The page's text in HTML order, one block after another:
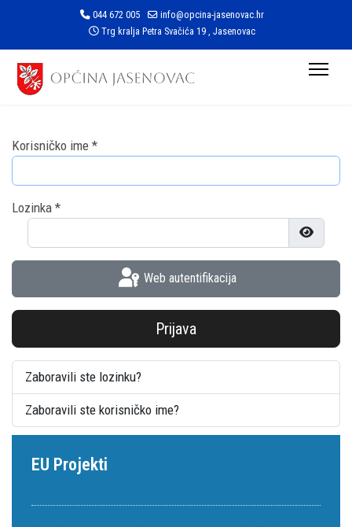
044 672 005
info@opcina-jasenovac.hr
Trg kralja Petra Svačića 19 , Jasenovac
Korisničko ime *
Lozinka *
Prikaži
Web autentifikacija
Prijava
Zaboravili ste lozinku?
Zaboravili ste korisničko ime?
EU Projekti